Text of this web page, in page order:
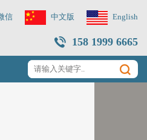
信 中文版 English
158 1999 6665